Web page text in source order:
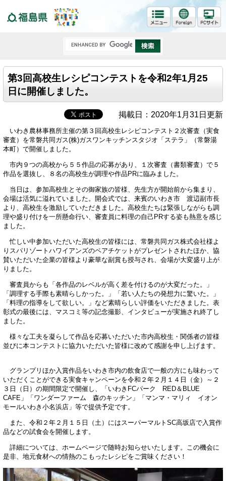
第3回高校生レシピコンテストを令和2年1月25
日に開催しました。
掲載日：2020年1月31日更新
いわき農林事務所主催の第３回高校生レシピコンテスト２次審査（実食
審査）を常磐共同ガス(株)ガスワンキッチンスタジオ「ステラ」（常磐湯
本町）で開催しました。
市内９つの高校から５５作品の応募があり、１次審査（書類審査）で５
作品を選抜し、８名の高校生が調理や作品PRに臨みました。
当日は、参加高校生とその御家族の皆様、先生方が開始前から集まり、
会場は活気に溢れていました。開会式では、来賓のいわき市 渡辺副市長
より、高校生を激励していただきました。高校生たちは緊張しながらも調
理や盛り付けを一所懸命行い、審査員に料理の自己PRする姿も熱意を感じ
ました。
忙しい中参加いただいた高校生の皆様には、常磐共同ガス株式会社様よ
りスパリゾートハワイアンズのペアチケットがプレゼントされたほか、協
賛いただいた企業の皆様より豪華な副賞も授与され、会場が大変盛り上が
りました。
審査員からも「各作品のレベルが高く差を付けるのが大変だった。」
「調理する手際も素晴らしかった。」「若い人たちの発想力に驚いた。」
「料理の指導をして欲しい。」など素晴らしい評価をいただきました。表
彰式の最後には、マスコミ等の記念撮影、インタビューが実施され終了し
ました。
様々な工夫を凝らして作品を応募いただいた市内高校生・関係者の皆様
並びに本コンテストに協力いただいた皆様に改めて感謝を申し上げます。
グランプリほか入賞作品をいわき市内の飲食店で一般の方にも味わって
いただくことができる実食キャンペーンを令和２年２月１４日（金）～２
３日（日）の期間限定で開催し、「いわきFCパーク RED＆BLUE
CAFE」「ワンダーファーム 森のキッチン」「マンマ・マリィ イオン
モールいわき小名浜店」等で提供予定です。
また、令和２年２月１５日（土）にはスーパーマルトSC高坂店で入賞作
品などの試食会を開催します。
詳細については、ホームページで随時お知らせいたします。この機会に
是非、地元食材への情熱のこもったレシピをご賞味ください！